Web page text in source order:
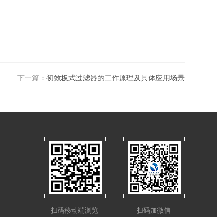
下一篇： 初效板式过滤器的工作原理及具体应用场景
扫码加微信
扫码移动端浏览